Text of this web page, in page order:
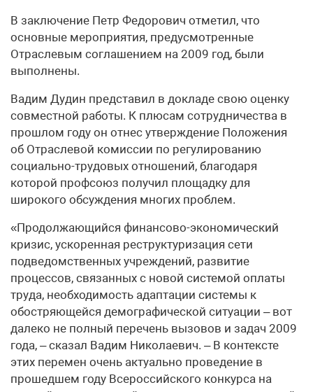
В заключение Петр Федорович отметил, что
основные мероприятия, предусмотренные
Отраслевым соглашением на 2009 год, были
выполнены.
Вадим Дудин представил в докладе свою оценку
совместной работы. К плюсам сотрудничества в
прошлом году он отнес утверждение Положения
об Отраслевой комиссии по регулированию
социально-трудовых отношений, благодаря
которой профсоюз получил площадку для
широкого обсуждения многих проблем.
«Продолжающийся финансово-экономический
кризис, ускоренная реструктуризация сети
подведомственных учреждений, развитие
процессов, связанных с новой системой оплаты
труда, необходимость адаптации системы к
обостряющейся демографической ситуации – вот
далеко не полный перечень вызовов и задач 2009
года, – сказал Вадим Николаевич. – В контексте
этих перемен очень актуально проведение в
прошедшем году Всероссийского конкурса на